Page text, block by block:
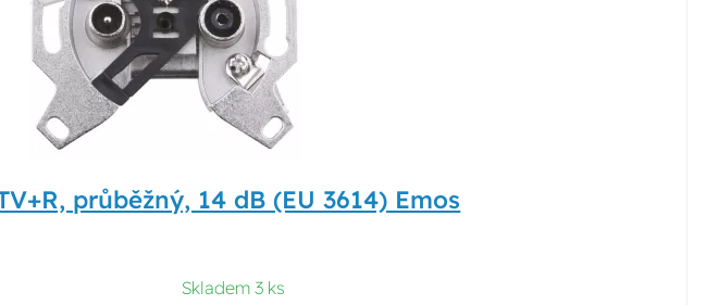
průběžný, 14 dB (EU 3614) Emos
Skladem 3 ks